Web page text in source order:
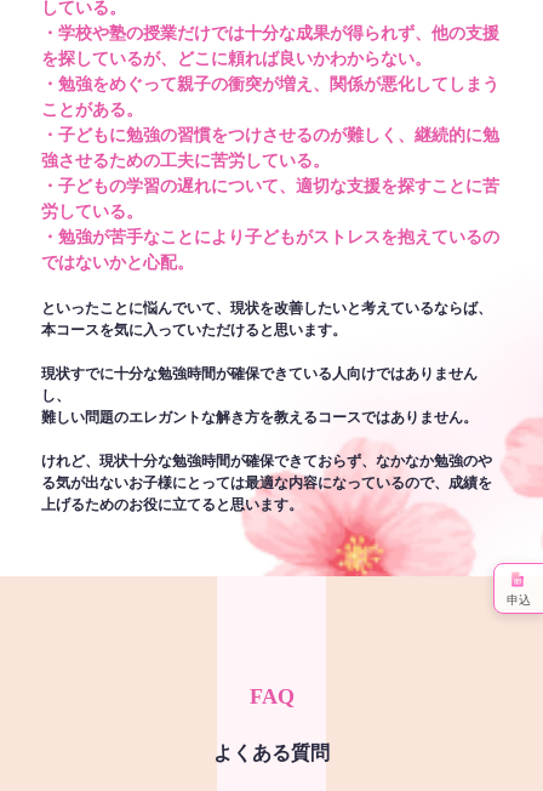
している。
・学校や塾の授業だけでは十分な成果が得られず、他の支援
を探しているが、どこに頼れば良いかわからない。
・勉強をめぐって親子の衝突が増え、関係が悪化してしまう
ことがある。
・子どもに勉強の習慣をつけさせるのが難しく、継続的に勉
強させるための工夫に苦労している。
・子どもの学習の遅れについて、適切な支援を探すことに苦
労している。
・勉強が苦手なことにより子どもがストレスを抱えているの
ではないかと心配。
といったことに悩んでいて、現状を改善したいと考えているならば、
本コースを気に入っていただけると思います。
現状すでに十分な勉強時間が確保できている人向けではありません
し、
難しい問題のエレガントな解き方を教えるコースではありません。
けれど、現状十分な勉強時間が確保できておらず、なかなか勉強のや
る気が出ないお子様にとっては最適な内容になっているので、成績を
上げるためのお役に立てると思います。
FAQ
よくある質問
申込